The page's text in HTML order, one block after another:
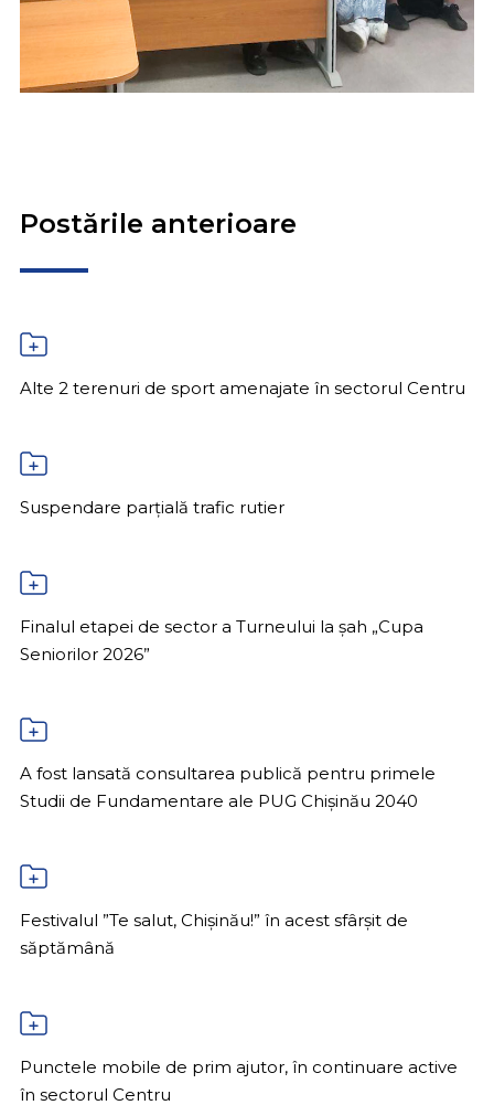
Postările anterioare
Alte 2 terenuri de sport amenajate în sectorul Centru
Suspendare parțială trafic rutier
Finalul etapei de sector a Turneului la șah „Cupa
Seniorilor 2026”
A fost lansată consultarea publică pentru primele
Studii de Fundamentare ale PUG Chișinău 2040
Festivalul ”Te salut, Chișinău!” în acest sfârșit de
săptămână
Punctele mobile de prim ajutor, în continuare active
în sectorul Centru